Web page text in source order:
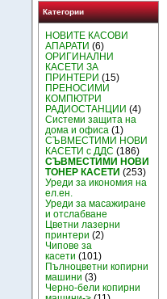
Категории
НОВИТЕ КАСОВИ
АПАРАТИ (6)
ОРИГИНАЛНИ
КАСЕТИ ЗА
ПРИНТЕРИ (15)
ПРЕНОСИМИ
КОМПЮТРИ
РАДИОСТАНЦИИ (4)
Системи защита на
дома и офиса (1)
СЪВМЕСТИМИ НОВИ
КАСЕТИ с ДДС (186)
СЪВМЕСТИМИ НОВИ
ТОНЕР КАСЕТИ (253)
Уреди за икономия на
ел.ен.
Уреди за масажиране
и отслабване
Цветни лазерни
принтери (2)
Чипове за
касети (101)
Пълноцветни копирни
машини (3)
Черно-бели копирни